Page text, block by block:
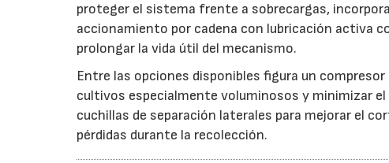
proteger el sistema frente a sobrecargas,
accionamiento por cadena con lubricación activa
prolongar la vida útil del mecanismo.
Entre las opciones disponibles figura un
cultivos especialmente voluminosos y minimizar
cuchillas de separación laterales para mejorar el
pérdidas durante la recolección.